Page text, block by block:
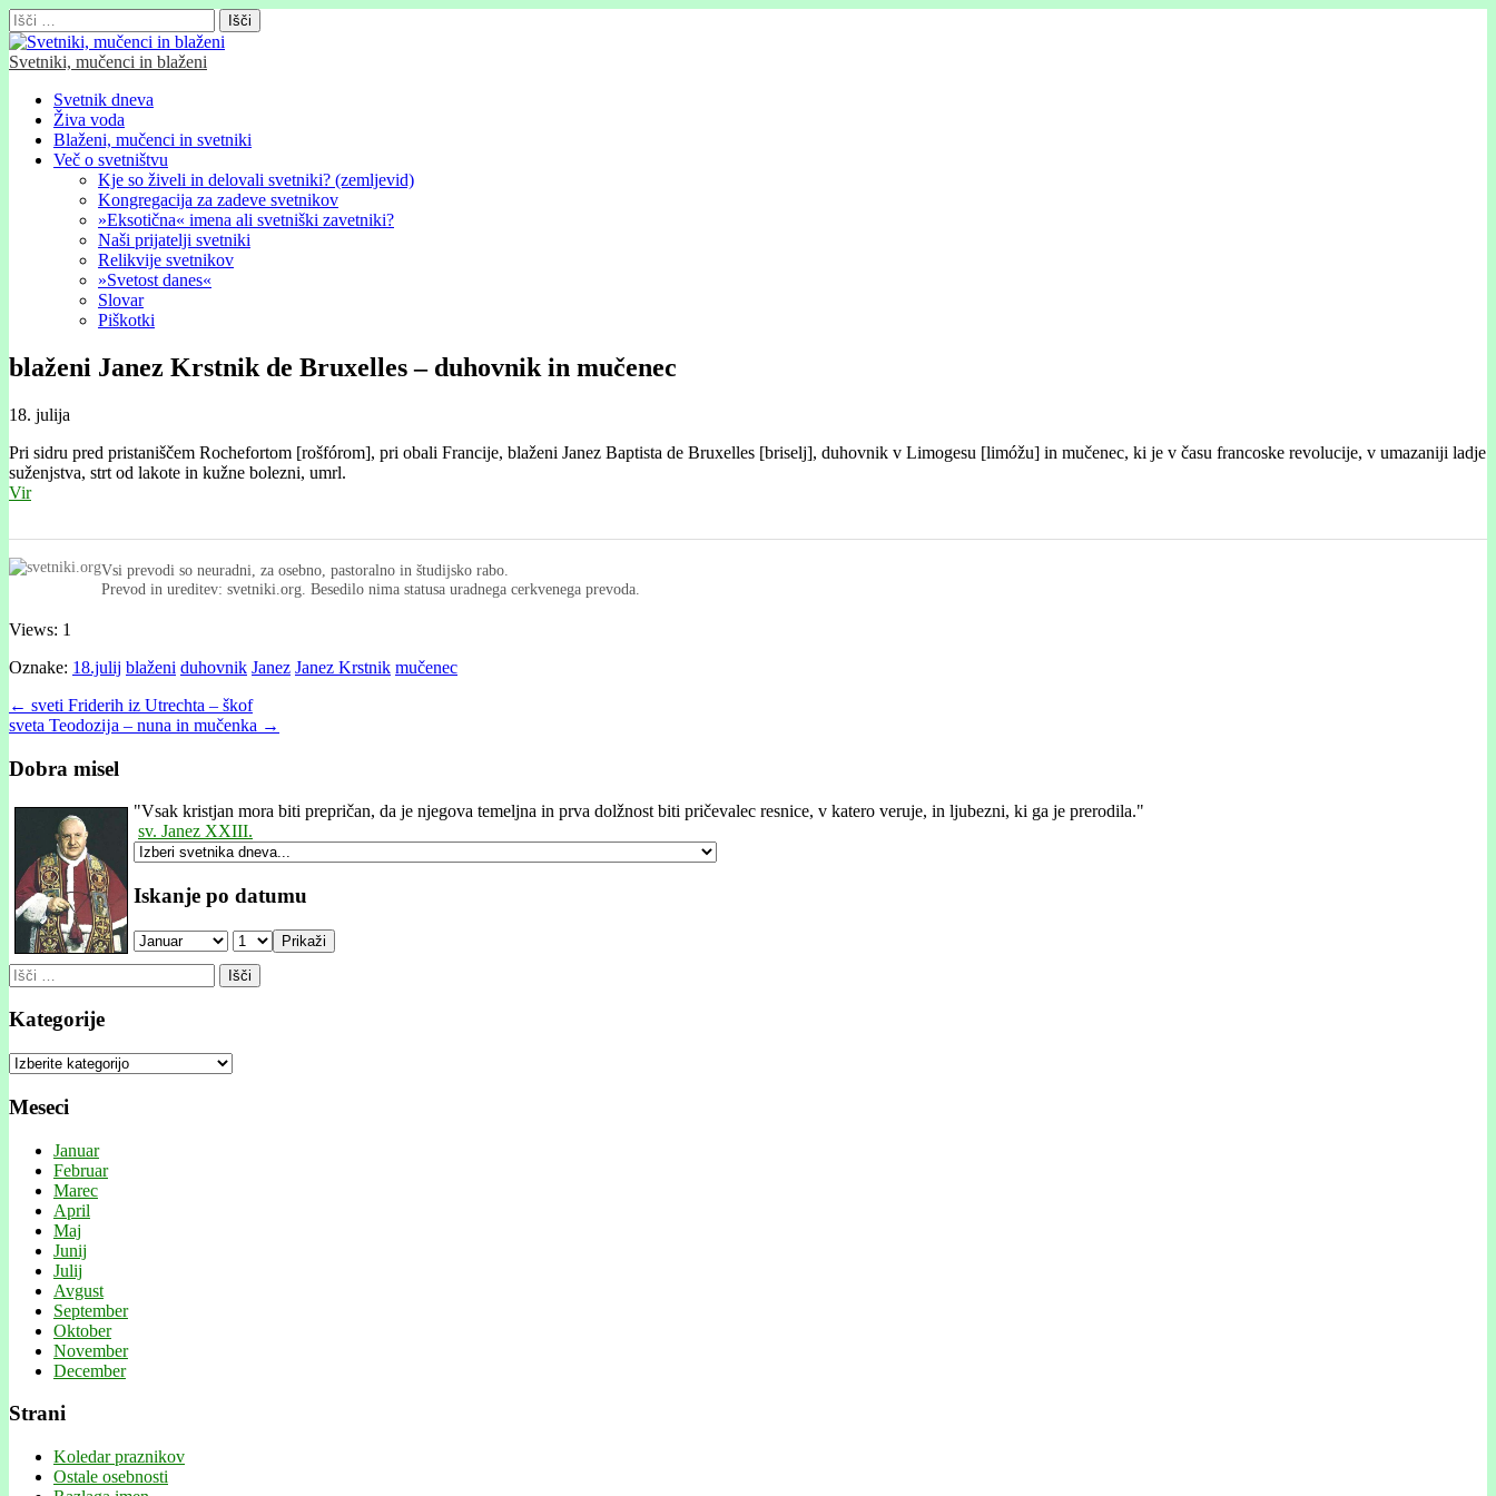
Išči:
Svetniki, mučenci in blaženi
Glavni
meni
Skip
content
Svetnik dneva
Živa voda
Blaženi, mučenci in svetniki
Več o svetništvu
Kje so živeli in delovali svetniki? (zemljevid)
Kongregacija za zadeve svetnikov
»Eksotična« imena ali svetniški zavetniki?
Naši prijatelji svetniki
Relikvije svetnikov
»Svetost danes«
Slovar
Piškotki
blaženi Janez Krstnik de Bruxelles – duhovnik in mučenec
18. julija
Pri sidru pred pristaniščem Rochefortom [rošfórom], pri obali Francije, blaženi Janez Baptista de Bruxelles [briselj], duhovnik v Limogesu [limóžu] in mučenec, ki je v času francoske revolucije, v umazaniji ladje
suženjstva, strt od lakote in kužne bolezni, umrl.
Vir
Vsi prevodi so neuradni, za osebno, pastoralno in študijsko rabo.
Prevod in ureditev: svetniki.org. Besedilo nima statusa uradnega cerkvenega prevoda.
Views: 1
Oznake: 18.julij blaženi duhovnik Janez Janez Krstnik mučenec
Post
navigation
← sveti Friderih iz Utrechta – škof
sveta Teodozĳa – nuna in mučenka →
Dobra misel
"Vsak kristjan mora biti prepričan, da je njegova temeljna in prva dolžnost biti pričevalec resnice, v katero veruje, in ljubezni, ki ga je prerodila."
sv. Janez XXIII.
Iskanje po datumu
Prikaži
Išči:
Kategorije
Kategorije
Meseci
Januar
Februar
Marec
April
Maj
Junij
Julij
Avgust
September
Oktober
November
December
Strani
Koledar praznikov
Ostale osebnosti